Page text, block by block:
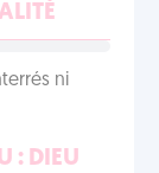
ni
: DIEU